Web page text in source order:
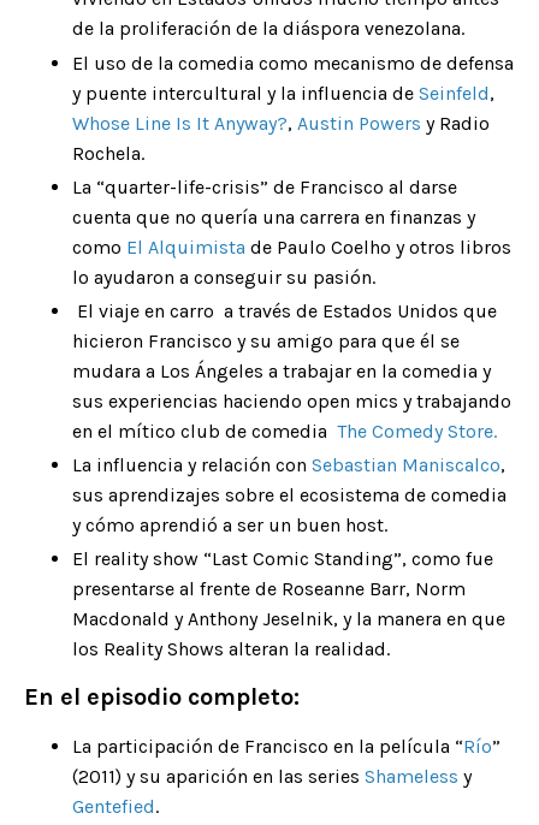
de la proliferación de la diáspora venezolana.
El uso de la comedia como mecanismo de defensa
y puente intercultural y la influencia de Seinfeld,
Whose Line Is It Anyway?, Austin Powers y Radio
Rochela.
La “quarter-life-crisis” de Francisco al darse
cuenta que no quería una carrera en finanzas y
como El Alquimista de Paulo Coelho y otros libros
lo ayudaron a conseguir su pasión.
El viaje en carro a través de Estados Unidos que
hicieron Francisco y su amigo para que él se
mudara a Los Ángeles a trabajar en la comedia y
sus experiencias haciendo open mics y trabajando
en el mítico club de comedia The Comedy Store.
La influencia y relación con Sebastian Maniscalco,
sus aprendizajes sobre el ecosistema de comedia
y cómo aprendió a ser un buen host.
El reality show “Last Comic Standing”, como fue
presentarse al frente de Roseanne Barr, Norm
Macdonald y Anthony Jeselnik, y la manera en que
los Reality Shows alteran la realidad.
En el episodio completo:
La participación de Francisco en la película “Río”
(2011) y su aparición en las series Shameless y
Gentefied.